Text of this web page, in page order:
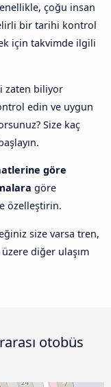
çoğu insan
bir tarihi kontrol
için takvimde ilgili
zaten biliyor
edin ve uygun
Size kaç
göre
göre
özelleştirin.
size varsa tren,
diğer ulaşım
otobüs